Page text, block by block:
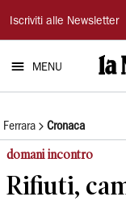
La
Nuova
Ferrara
Iscriviti alle Newsletter
MENU
Ferrara Cronaca
domani incontro
Rifiuti,